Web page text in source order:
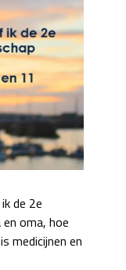
de 2e
en oma, hoe
medicijnen en